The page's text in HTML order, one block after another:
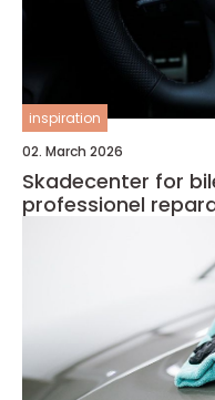
inspiration
02. March 2026
Skadecenter for
professionel